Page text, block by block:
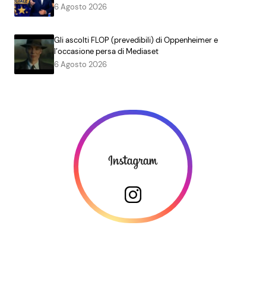
6 Agosto 2026
Gli ascolti FLOP (prevedibili) di Oppenheimer e
l’occasione persa di Mediaset
6 Agosto 2026